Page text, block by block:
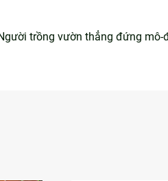
trồng vườn thẳng đứng